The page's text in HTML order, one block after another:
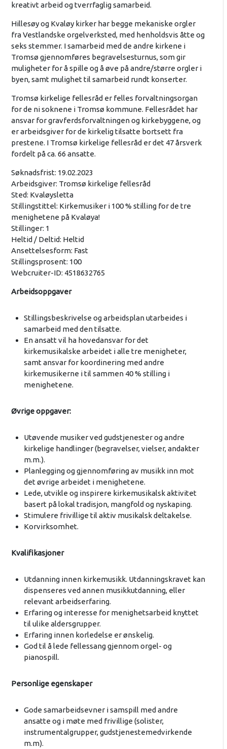
kreativt arbeid og tverrfaglig samarbeid.
Hillesøy og Kvaløy kirker har begge mekaniske orgler
fra Vestlandske orgelverksted, med henholdsvis åtte og
seks stemmer. I samarbeid med de andre kirkene i
Tromsø gjennomføres begravelsesturnus, som gir
muligheter for å spille og å øve på andre/større orgler i
byen, samt mulighet til samarbeid rundt konserter.
Tromsø kirkelige fellesråd er felles forvaltningsorgan
for de ni soknene i Tromsø kommune. Fellesrådet har
ansvar for gravferdsforvaltningen og kirkebyggene, og
er arbeidsgiver for de kirkelig tilsatte bortsett fra
prestene. I Tromsø kirkelige fellesråd er det 47 årsverk
fordelt på ca. 66 ansatte.
Søknadsfrist: 19.02.2023
Arbeidsgiver: Tromsø kirkelige fellesråd
Sted: Kvaløysletta
Stillingstittel: Kirkemusiker i 100 % stilling for de tre
menighetene på Kvaløya!
Stillinger: 1
Heltid / Deltid: Heltid
Ansettelsesform: Fast
Stillingsprosent: 100
Webcruiter-ID: 4518632765
Arbeidsoppgaver
Stillingsbeskrivelse og arbeidsplan utarbeides i
samarbeid med den tilsatte.
En ansatt vil ha hovedansvar for det
kirkemusikalske arbeidet i alle tre menigheter,
samt ansvar for koordinering med andre
kirkemusikerne i til sammen 40 % stilling i
menighetene.
Øvrige oppgaver:
Utøvende musiker ved gudstjenester og andre
kirkelige handlinger (begravelser, vielser, andakter
m.m.).
Planlegging og gjennomføring av musikk inn mot
det øvrige arbeidet i menighetene.
Lede, utvikle og inspirere kirkemusikalsk aktivitet
basert på lokal tradisjon, mangfold og nyskaping.
Stimulere frivillige til aktiv musikalsk deltakelse.
Korvirksomhet.
Kvalifikasjoner
Utdanning innen kirkemusikk. Utdanningskravet kan
dispenseres ved annen musikkutdanning, eller
relevant arbeidserfaring.
Erfaring og interesse for menighetsarbeid knyttet
til ulike aldersgrupper.
Erfaring innen korledelse er ønskelig.
God til å lede fellessang gjennom orgel- og
pianospill.
Personlige egenskaper
Gode samarbeidsevner i samspill med andre
ansatte og i møte med frivillige (solister,
instrumentalgrupper, gudstjenestemedvirkende
m.m).